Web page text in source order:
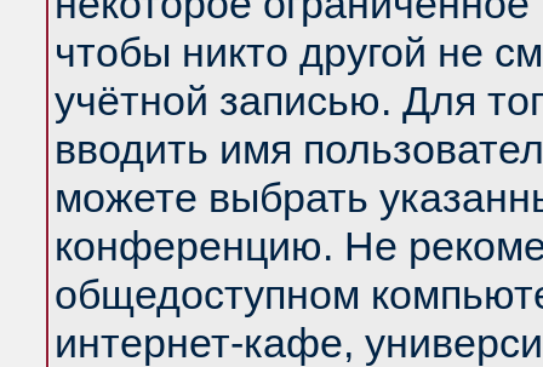
чтобы никто другой не
учётной записью. Для
вводить имя
можете выбрать
конференцию. Не
общедоступном
интернет-кафе,